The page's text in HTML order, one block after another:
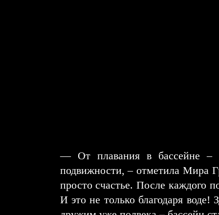
— От плавания в бассейне –
подвижности, – отметила Мира
просто счастье. После каждого
И это не только благодаря